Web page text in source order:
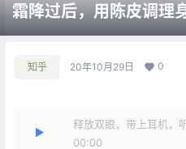
霜降过后，用陈皮调理
知乎 20年10月29日 0
释放双眼，带上耳机，
00:00